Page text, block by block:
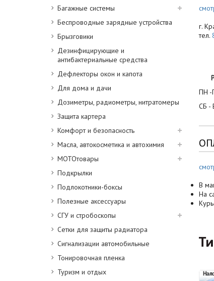
Багажные системы
Беспроводные зарядные устройства
Брызговики
Дезинфицирующие и
антибактериальные средства
Дефлекторы окон и капота
Для дома и дачи
Дозиметры, радиометры, нитратомеры
Защита картера
Комфорт и безопасность
Масла, автокосметика и автохимия
МОТОтовары
Подкрылки
Подлокотники-боксы
Полезные аксессуары
СГУ и стробоскопы
Сетки для защиты радиатора
Сигнализации автомобильные
Тонировочная пленка
Туризм и отдых
г.
тел.
8-
ПН -
СБ -
В
На